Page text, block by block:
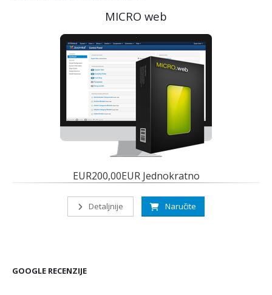
MICRO web
EUR200,00EUR Jednokratno
Detaljnije Naručite
GOOGLE RECENZIJE